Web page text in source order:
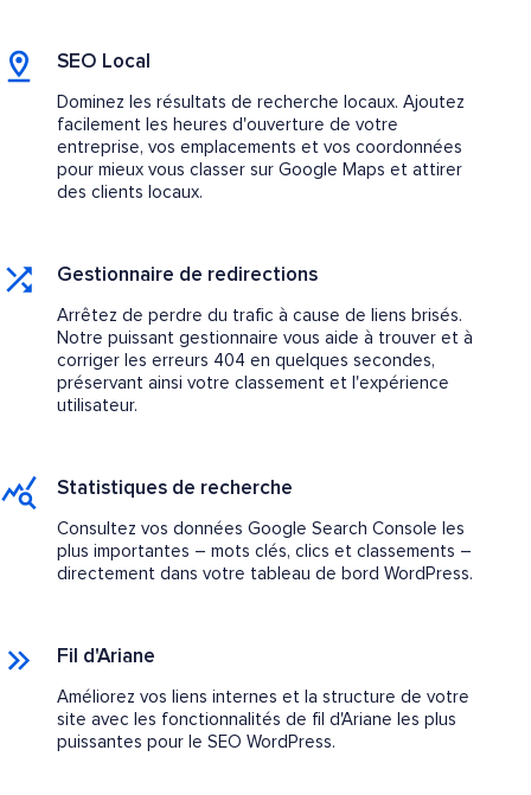
SEO Local
Dominez les résultats de recherche locaux. Ajoutez
facilement les heures d'ouverture de votre
entreprise, vos emplacements et vos coordonnées
pour mieux vous classer sur Google Maps et attirer
des clients locaux.
Gestionnaire de redirections
Arrêtez de perdre du trafic à cause de liens brisés.
Notre puissant gestionnaire vous aide à trouver et à
corriger les erreurs 404 en quelques secondes,
préservant ainsi votre classement et l'expérience
utilisateur.
Statistiques de recherche
Consultez vos données Google Search Console les
plus importantes – mots clés, clics et classements –
directement dans votre tableau de bord WordPress.
Fil d'Ariane
Améliorez vos liens internes et la structure de votre
site avec les fonctionnalités de fil d'Ariane les plus
puissantes pour le SEO WordPress.